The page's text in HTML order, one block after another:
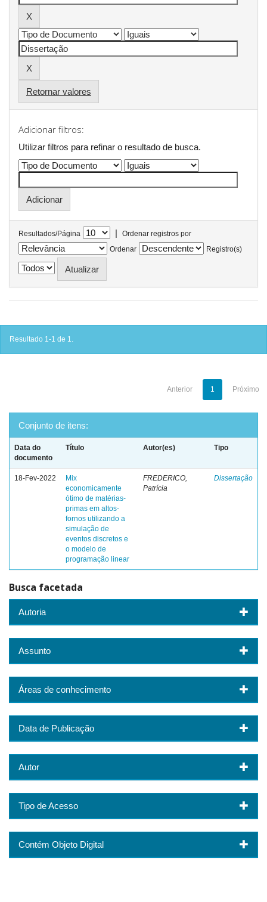
Retornar valores
Adicionar filtros:
Utilizar filtros para refinar o resultado de busca.
Resultados/Página |
Ordenar registros por
Ordenar
Registro(s)
Resultado 1-1 de 1.
Anterior 1 Próximo
Conjunto de itens:
Data do
documento
Título Autor(es) Tipo
18-Fev-2022
Mix
economicamente
ótimo de matérias-
primas em altos-
fornos utilizando a
simulação de
eventos discretos e
o modelo de
programação linear
FREDERICO,
Patrícia
Dissertação
Busca facetada
Autoria
Assunto
Áreas de conhecimento
Data de Publicação
Autor
Tipo de Acesso
Contém Objeto Digital